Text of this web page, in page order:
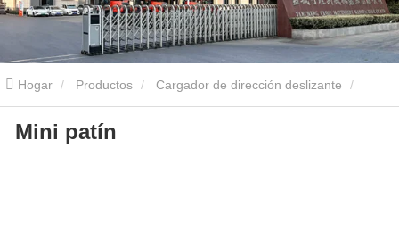
Hogar Productos Cargador de dirección deslizante
Cargadora compacta de orugas
Mini patín